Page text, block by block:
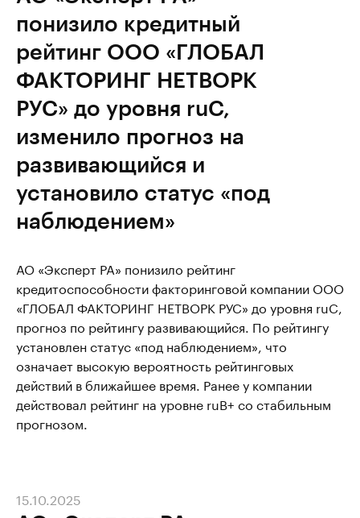
понизило кредитный
рейтинг ООО «ГЛОБАЛ
ФАКТОРИНГ НЕТВОРК
РУС» до уровня ruС,
изменило прогноз на
развивающийся и
установило статус «под
наблюдением»
АО «Эксперт РА» понизило рейтинг
кредитоспособности факторинговой компании ООО
«ГЛОБАЛ ФАКТОРИНГ НЕТВОРК РУС» до уровня ruC,
прогноз по рейтингу развивающийся. По рейтингу
установлен статус «под наблюдением», что
означает высокую вероятность рейтинговых
действий в ближайшее время. Ранее у компании
действовал рейтинг на уровне ruB+ со стабильным
прогнозом.
15.10.2025